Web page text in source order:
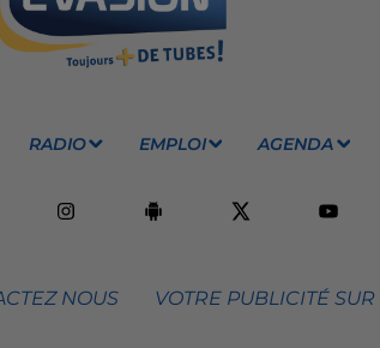
RADIO EMPLOI AGENDA
NOUS VOTRE PUBLICITÉ